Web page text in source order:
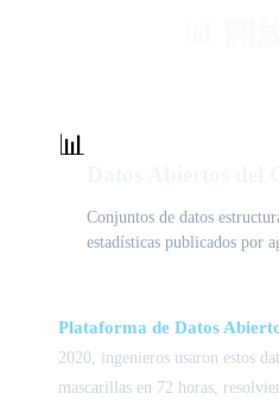
📊
Conjuntos de datos
estadísticas publicados por
Plataforma de Datos
2020, ingenieros usaron estos
mascarillas en 72 horas,